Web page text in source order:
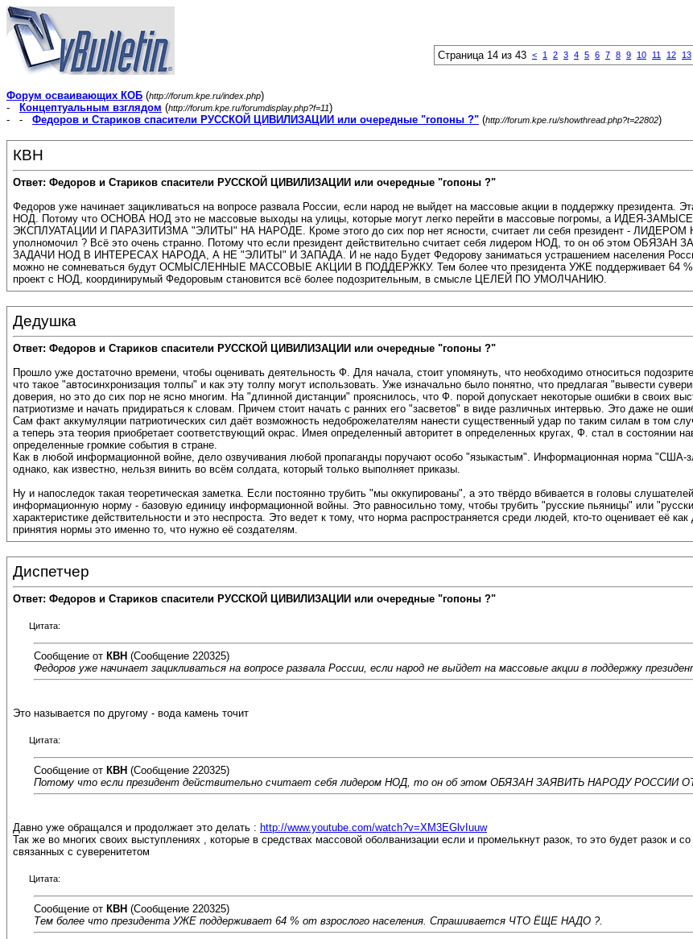
Страница 14 из 43 < 1 2 3 4 5 6 7 8 9 10 11 12 13
Форум осваивающих КОБ (http://forum.kpe.ru/index.php)
-
Концептуальным взглядом (http://forum.kpe.ru/forumdisplay.php?f=11)
- - Федоров и Стариков спасители РУССКОЙ ЦИВИЛИЗАЦИИ или очередные "гопоны ?" (http://forum.kpe.ru/showthread.php?t=22802)
КВН
Ответ: Федоров и Стариков спасители РУССКОЙ ЦИВИЛИЗАЦИИ или очередные "гопоны ?"
Федоров уже начинает зацикливаться на вопросе развала России, если народ не выйдет на массовые акции в поддержку президента.
НОД. Потому что ОСНОВА НОД это не массовые выходы на улицы, которые могут легко перейти в массовые погромы, а ИДЕЯ-
ЭКСПЛУАТАЦИИ И ПАРАЗИТИЗМА "ЭЛИТЫ" НА НАРОДЕ. Кроме этого до сих пор нет ясности, считает ли себя президент - ЛИДЕРОМ
уполномочил ? Всё это очень странно. Потому что если президент действительно считает себя лидером НОД, то он об этом
ЗАДАЧИ НОД В ИНТЕРЕСАХ НАРОДА, А НЕ "ЭЛИТЫ" И ЗАПАДА. И не надо Будет Федорову заниматься устрашением населения России
можно не сомневаться будут ОСМЫСЛЕННЫЕ МАССОВЫЕ АКЦИИ В ПОДДЕРЖКУ. Тем более что президента УЖЕ поддерживает 64 %
проект с НОД, координирумый Федоровым становится всё более подозрительным, в смысле ЦЕЛЕЙ ПО УМОЛЧАНИЮ.
Дедушка
Ответ: Федоров и Стариков спасители РУССКОЙ ЦИВИЛИЗАЦИИ или очередные "гопоны ?"
Прошло уже достаточно времени, чтобы оценивать деятельность Ф. Для начала, стоит упомянуть, что необходимо относиться
что такое "автосинхронизация толпы" и как эту толпу могут использовать. Уже изначально было понятно, что предлагая "вывести
доверия, но это до сих пор не ясно многим. На "длинной дистанции" прояснилось, что Ф. порой допускает некоторые ошибки в своих
патриотизме и начать придираться к словам. Причем стоит начать с ранних его "засветов" в виде различных интервью. Это даже не
Сам факт аккумуляции патриотических сил даёт возможность недоброжелателям нанести существенный удар по таким силам в том
а теперь эта теория приобретает соответствующий окрас. Имея определенный авторитет в определенных кругах, Ф. стал в состоянии
определенные громкие события в стране.
Как в любой информационной войне, дело озвучивания любой пропаганды поручают особо "языкастым". Информационная норма "США-
однако, как известно, нельзя винить во всём солдата, который только выполняет приказы.
Ну и напоследок такая теоретическая заметка. Если постоянно трубить "мы оккупированы", а это твёрдо вбивается в головы
информационную норму - базовую единицу информационной войны. Это равносильно тому, чтобы трубить "русские пьяницы" или
характеристике действительности и это неспроста. Это ведет к тому, что норма распространяется среди людей, кто-то оценивает её
принятия нормы это именно то, что нужно её создателям.
Диспетчер
Ответ: Федоров и Стариков спасители РУССКОЙ ЦИВИЛИЗАЦИИ или очередные "гопоны ?"
Цитата:
Сообщение от КВН (Сообщение 220325)
Федоров уже начинает зацикливаться на вопросе развала России, если народ не выйдет на массовые акции в поддержку
Это называется по другому - вода камень точит
Цитата:
Сообщение от КВН (Сообщение 220325)
Потому что если президент действительно считает себя лидером НОД, то он об этом ОБЯЗАН ЗАЯВИТЬ НАРОДУ РОССИИ
Давно уже обращался и продолжает это делать : http://www.youtube.com/watch?v=XM3EGlvIuuw
Так же во многих своих выступлениях , которые в средствах массовой оболванизации если и промелькнут разок, то это будет разок и
связанных с суверенитетом
Цитата:
Сообщение от КВН (Сообщение 220325)
Тем более что президента УЖЕ поддерживает 64 % от взрослого населения. Спрашивается ЧТО ЁЩЕ НАДО ?.